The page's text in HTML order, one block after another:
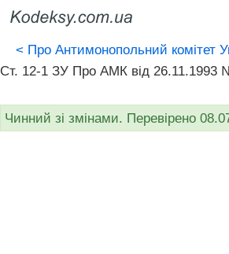
< Про Антимонопольний комітет
Ст. 12-1 ЗУ Про АМК від 26.11.1993
Чинний зі змінами. Перевірено